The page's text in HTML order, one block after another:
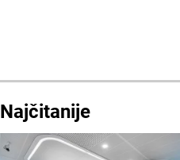
Najčitanije